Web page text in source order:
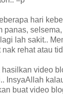
hari
panas,
lah sakit..
rehat atau
video
InsyaAllah
buat video